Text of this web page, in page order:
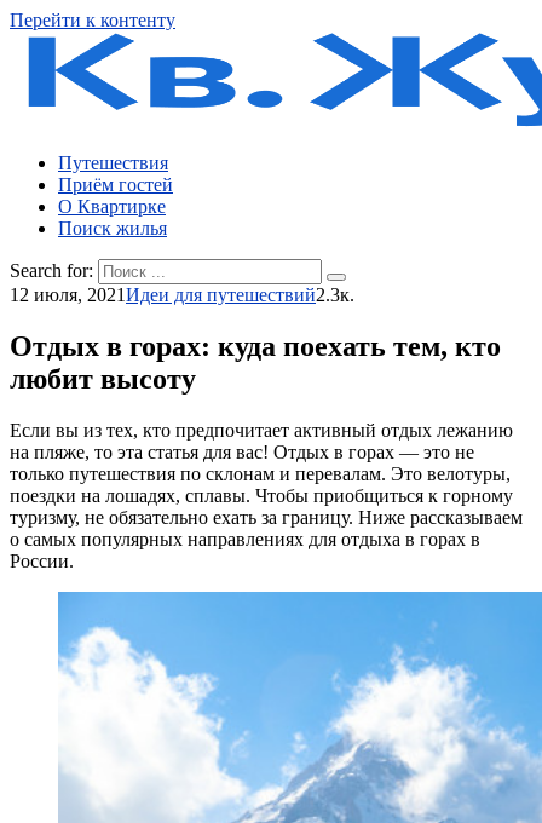
Перейти к контенту
Путешествия
Приём гостей
О Квартирке
Поиск жилья
Search for:
12 июля, 2021Идеи для путешествий2.3к.
Отдых в горах: куда поехать тем, кто
любит высоту
Если вы из тех, кто предпочитает активный отдых лежанию
на пляже, то эта статья для вас! Отдых в горах — это не
только путешествия по склонам и перевалам. Это велотуры,
поездки на лошадях, сплавы. Чтобы приобщиться к горному
туризму, не обязательно ехать за границу. Ниже рассказываем
о самых популярных направлениях для отдыха в горах в
России.